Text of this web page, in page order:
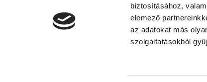
biztosításához,
elemező
az adatokat más
szolgáltatásokból
Adatvédelmi